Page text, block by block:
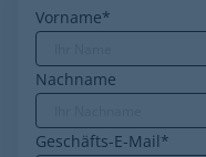
Vorname*
Nachname
Geschäfts-E-Mail*